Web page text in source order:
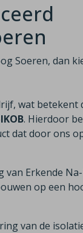
Soeren, dan
wat betekent
. Hierdoor
dat door ons
van Erkende
op een
van de